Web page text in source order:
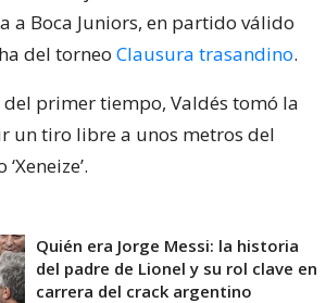
a Boca Juniors, en partido válido
del torneo Clausura trasandino.
primer tiempo, Valdés tomó la
un tiro libre a unos metros del
Quién era Jorge Messi: la historia
del padre de Lionel y su rol clave en
carrera del crack argentino